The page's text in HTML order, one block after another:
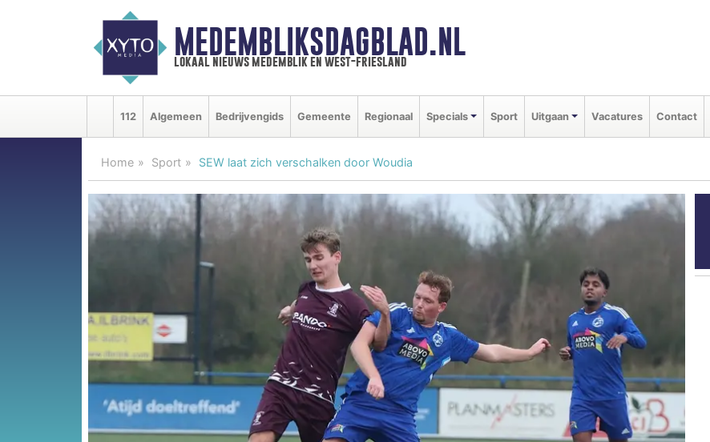
MEDEMBLIKSDAGBLAD.NL
lokaal nieuws medemblik en west-friesland
112 Algemeen Bedrijvengids Gemeente Regionaal Specials Sport Uitgaan Vacatures Contact
Home Sport SEW laat zich verschalken door Woudia